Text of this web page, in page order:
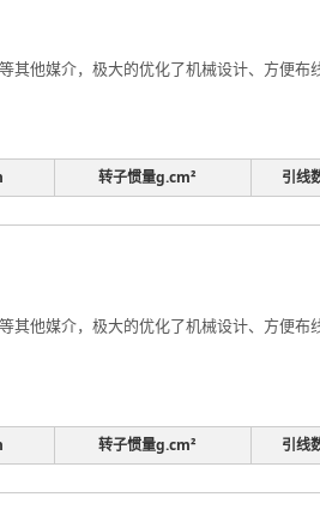
其他媒介，极大的优化了机械设计、方便
转子惯量g.cm² 引线
其他媒介，极大的优化了机械设计、方便
转子惯量g.cm² 引线